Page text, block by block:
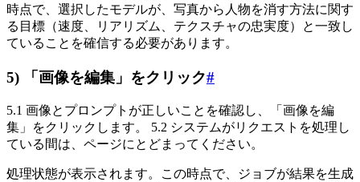
時点で、選択したモデルが、写真から人物を消す方法に関す
る目標（速度、リアリズム、テクスチャの忠実度）と一致し
ていることを確信する必要があります。
5) 「画像を編集」をクリック#
5.1 画像とプロンプトが正しいことを確認し、「画像を編
集」をクリックします。 5.2 システムがリクエストを処理し
ている間は、ページにとどまってください。
処理状態が表示されます。この時点で、ジョブが結果を生成